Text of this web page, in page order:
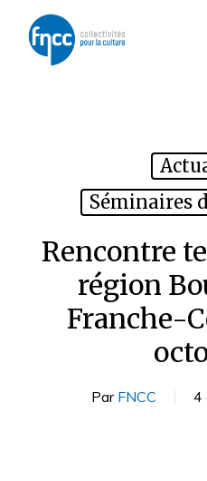
main
content
Séminaires
Rencontre
région
Franche-
Par FNCC 4
Panneau de gestion des cookies